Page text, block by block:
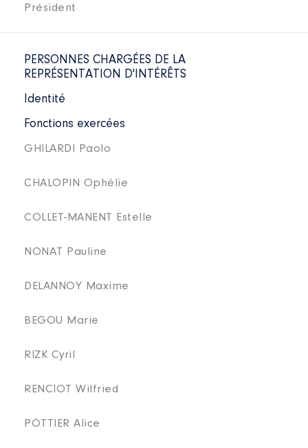
Président
PERSONNES CHARGÉES DE LA
REPRÉSENTATION D'INTÉRÊTS
Identité
Fonctions exercées
GHILARDI Paolo
CHALOPIN Ophélie
COLLET-MANENT Estelle
NONAT Pauline
DELANNOY Maxime
BEGOU Marie
RIZK Cyril
RENCIOT Wilfried
POTTIER Alice